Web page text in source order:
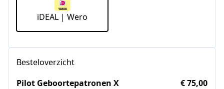
iDEAL | Wero
Besteloverzicht
Pilot Geboortepatronen X
€ 75,00